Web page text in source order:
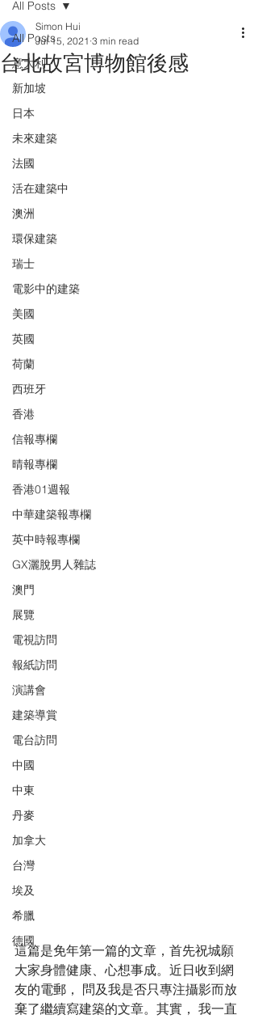
All Posts
意大利
新加坡
日本
未來建築
法國
活在建築中
澳洲
環保建築
瑞士
電影中的建築
美國
英國
荷蘭
西班牙
香港
信報專欄
晴報專欄
香港01週報
中華建築報專欄
英中時報專欄
GX灑脫男人雜誌
澳門
展覽
電視訪問
報紙訪問
演講會
建築導賞
電台訪問
中國
中東
丹麥
加拿大
台灣
埃及
希臘
德國
All Posts
台北故宮博物館後感
Simon Hui
Jul 15, 2021 3 min read
這篇是免年第一篇的文章，首先祝城願
大家身體健康、心想事成。近日收到網
友的電郵， 問及我是否只專注攝影而放
棄了繼續寫建築的文章。其實， 我一直